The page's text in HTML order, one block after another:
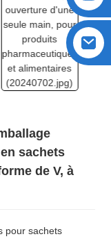
sachets
de V, à
pour sachets